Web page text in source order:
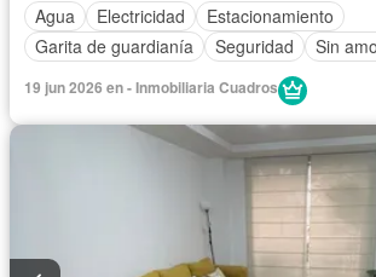
Agua
Electricidad
Estacionamiento
Garita de guardianía
Seguridad Sin
19 jun 2026 en - Inmobiliaria Cuadros